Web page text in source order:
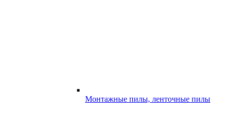
Монтажные пилы, ленточные пилы